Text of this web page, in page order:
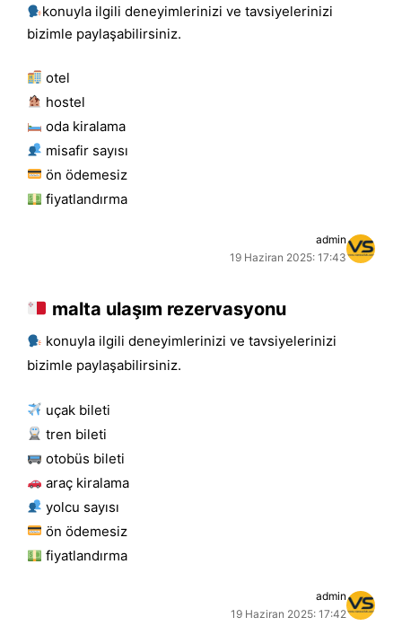
konuyla ilgili deneyimlerinizi ve tavsiyelerinizi
bizimle paylaşabilirsiniz.
otel
hostel
oda kiralama
misafir sayısı
ön ödemesiz
fiyatlandırma
admin
19 Haziran 2025: 17:43
malta ulaşım rezervasyonu
konuyla ilgili deneyimlerinizi ve tavsiyelerinizi
bizimle paylaşabilirsiniz.
uçak bileti
tren bileti
otobüs bileti
araç kiralama
yolcu sayısı
ön ödemesiz
fiyatlandırma
admin
19 Haziran 2025: 17:42